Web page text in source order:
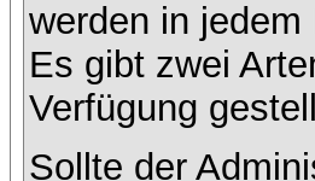
werden in
Es gibt zwei
Verfügung
Sollte der